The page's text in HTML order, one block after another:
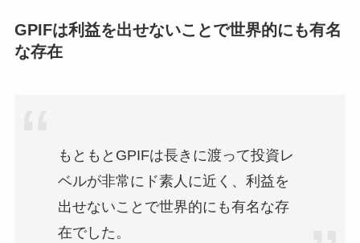
GPIFは利益を出せないことで世界的にも有名
な存在
もともとGPIFは長きに渡って投資レ
ベルが非常にド素人に近く、利益を
出せないことで世界的にも有名な存
在でした。